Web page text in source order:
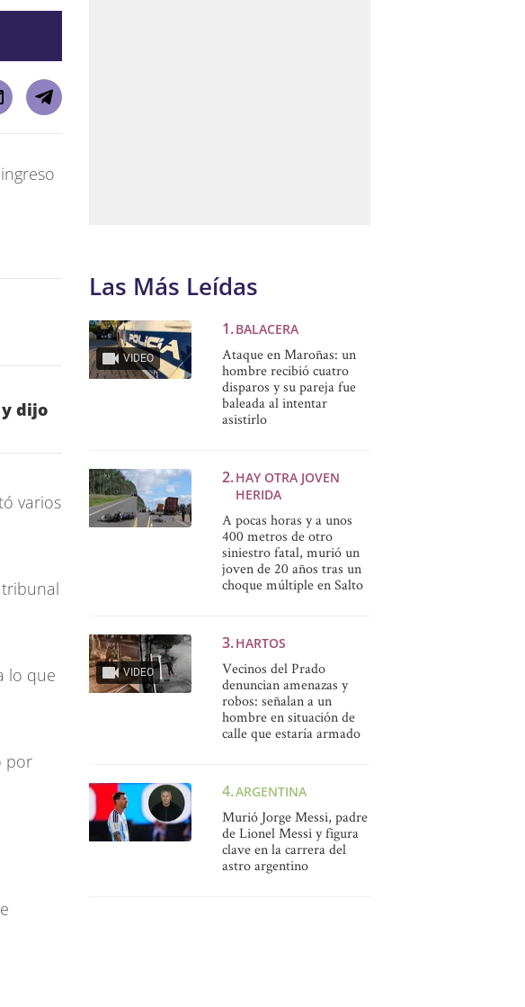
y dijo
varios
lo que
por
Las Más Leídas
VIDEO
BALACERA
Ataque en Maroñas: un
hombre recibió cuatro
disparos y su pareja fue
baleada al intentar
asistirlo
HAY OTRA JOVEN
HERIDA
A pocas horas y a unos
400 metros de otro
siniestro fatal, murió un
joven de 20 años tras un
choque múltiple en Salto
VIDEO
HARTOS
Vecinos del Prado
denuncian amenazas y
robos: señalan a un
hombre en situación de
calle que estaría armado
ARGENTINA
Murió Jorge Messi, padre
de Lionel Messi y figura
clave en la carrera del
astro argentino